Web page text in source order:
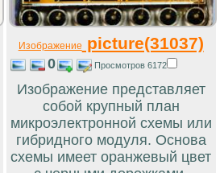
Изображение picture(31037)
0 Просмотров 6172
Изображение представляет
собой крупный план
микроэлектронной схемы или
гибридного модуля. Основа
схемы имеет оранжевый цвет